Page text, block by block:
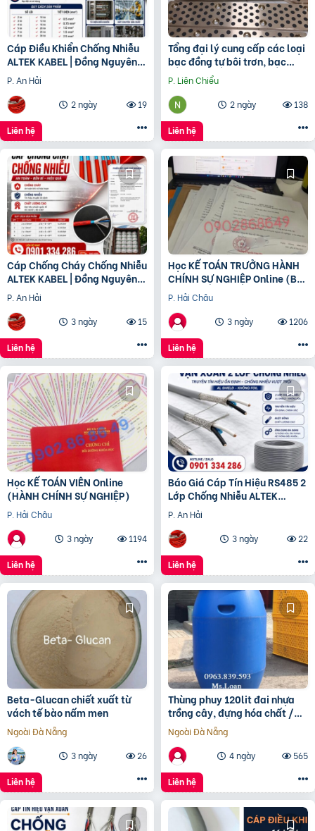
Cáp Điều Khiển Chống Nhiễu
ALTEK KABEL | Đồng Nguyên
Chất 100%, Chất Lượng Cao
P. An Hải
2 ngày
19
Liên hệ
Tổng đại lý cung cấp các loại
bạc đồng tự bôi trơn, bạc
cầu, bạc Graphite
P. Liên Chiểu
2 ngày
138
Liên hệ
Cáp Chống Cháy Chống Nhiễu
ALTEK KABEL | Đồng Nguyên
Chất 100%, Đảm Bảo An Toàn
Công Trình
P. An Hải
3 ngày
15
Liên hệ
Học KẾ TOÁN TRƯỞNG HÀNH
CHÍNH SỰ NGHIỆP Online (Bộ
tài chính) cấp chứng chỉ để
bổ nhiệm
P. Hải Châu
3 ngày
1206
Liên hệ
Học KẾ TOÁN VIÊN Online
(HÀNH CHÍNH SỰ NGHIỆP)
P. Hải Châu
3 ngày
1194
Liên hệ
Báo Giá Cáp Tín Hiệu RS485 2
Lớp Chống Nhiễu ALTEK
KABEL | Đồng Nguyên Chất
100%, Chống Nhiễu Tối
P. An Hải
3 ngày
22
Liên hệ
Beta-Glucan chiết xuất từ
vách tế bào nấm men
Ngoài Đà Nẵng
3 ngày
26
Liên hệ
Thùng phuy 120lit đai nhựa
trồng cây, đựng hóa chất /
0963 839 593 Ms.Loan
Ngoài Đà Nẵng
4 ngày
565
Liên hệ